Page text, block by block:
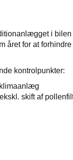
i bilen
året for at
kontrolpunkter:
skift af